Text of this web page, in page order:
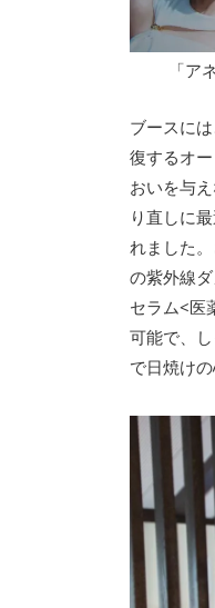
「
ブースに
復するオ
おいを与
り直しに
れました
の紫外線
セラム<医
可能で、
で日焼け